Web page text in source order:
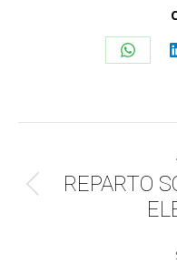
Share
entreREPARTO